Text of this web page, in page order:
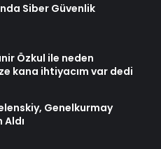
Siber Güvenlik
Özkul ile neden
kana ihtiyacım var dedi
Genelkurmay
Aldı